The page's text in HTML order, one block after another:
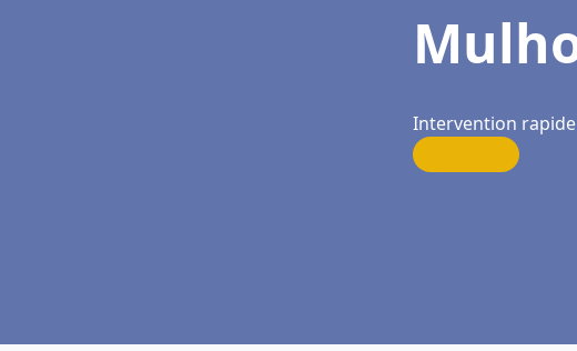
Intervention